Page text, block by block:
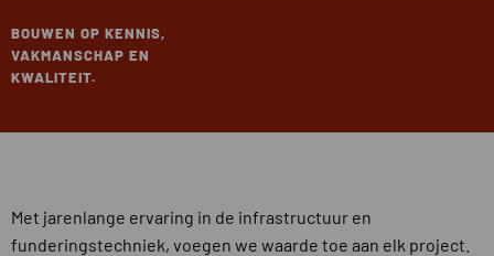
BOUWEN OP KENNIS,
VAKMANSCHAP EN
KWALITEIT.
Met jarenlange ervaring in de infrastructuur en
funderingstechniek, voegen we waarde toe aan elk project.